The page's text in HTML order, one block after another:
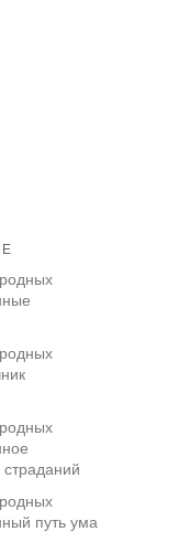
путь ума